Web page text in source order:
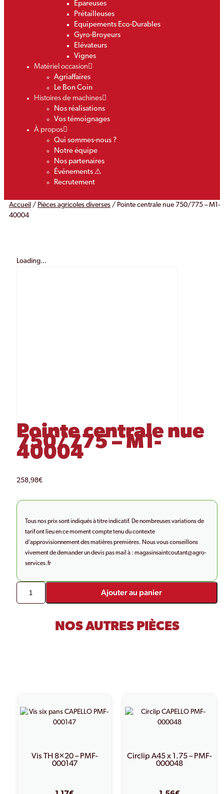
Epareuses
Prétailleuses
Equipements Eco-Durables
Gyro-Broyeurs
Elévateurs
Vignes
Matériel occasion
Agriaffaires
Le Bon Coin
Histoires de machines
Nos réalisations
Vos témoignages
À propos
Qui sommes-nous ?
Notre équipe
Nos partenaires
Événements ⚠️
Recrutement
Accueil / Pièces agricoles diverses / Pointe centrale nue 750/775 – M1-
40004
Loading...
Pointe centrale nue
750/775 – M1-
40004
258,98€
Tous nos prix sont indiqués à titre indicatif. De nombreuses variations de
tarif ont lieu en ce moment compte tenu du contexte
d’approvisionnement des matières premières. Nous vous conseillons
vivement de demander un devis pas mail à :magasinsaintcoutant@agro-
services.fr
Ajouter au panier
NOS AUTRES PIÈCES
Vis TH 8×20 – PMF-
000147
Circlip A45 x 1.75 – PMF-
000048